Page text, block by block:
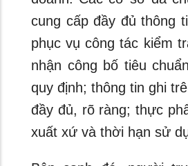
cung cấp đầy đủ thông
phục vụ công tác kiểm
nhận công bố tiêu
quy định; thông tin ghi
đầy đủ, rõ ràng; thực
xuất xứ và thời hạn sử